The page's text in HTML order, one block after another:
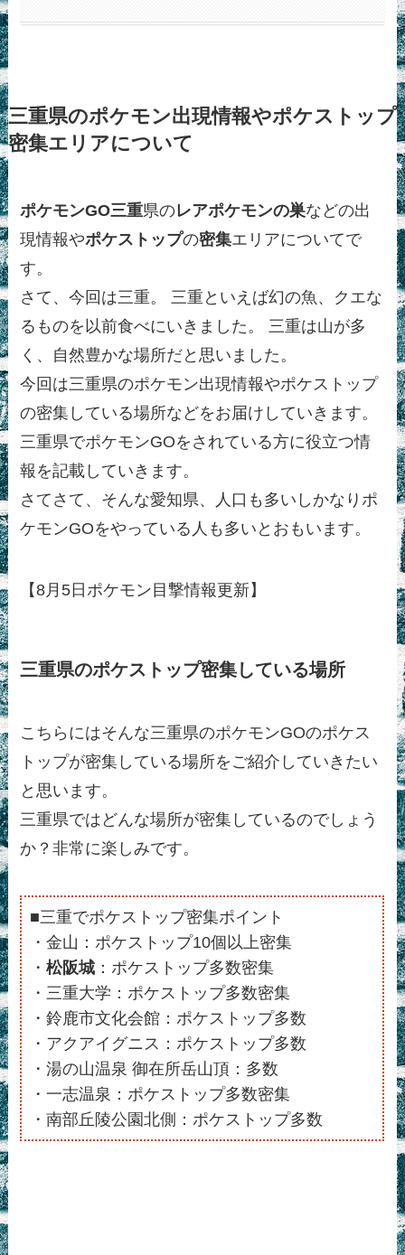
三重県のポケモン出現情報やポケストップ
密集エリアについて
ポケモンGO三重県のレアポケモンの巣などの出
現情報やポケストップの密集エリアについてで
す。
さて、今回は三重。 三重といえば幻の魚、クエな
るものを以前食べにいきました。 三重は山が多
く、自然豊かな場所だと思いました。
今回は三重県のポケモン出現情報やポケストップ
の密集している場所などをお届けしていきます。
三重県でポケモンGOをされている方に役立つ情
報を記載していきます。
さてさて、そんな愛知県、人口も多いしかなりポ
ケモンGOをやっている人も多いとおもいます。
【8月5日ポケモン目撃情報更新】
三重県のポケストップ密集している場所
こちらにはそんな三重県のポケモンGOのポケス
トップが密集している場所をご紹介していきたい
と思います。
三重県ではどんな場所が密集しているのでしょう
か？非常に楽しみです。
■三重でポケストップ密集ポイント
・金山：ポケストップ10個以上密集
・松阪城 ：ポケストップ多数密集
・三重大学：ポケストップ多数密集
・鈴鹿市文化会館：ポケストップ多数
・アクアイグニス：ポケストップ多数
・湯の山温泉 御在所岳山頂：多数
・一志温泉：ポケストップ多数密集
・南部丘陵公園北側：ポケストップ多数